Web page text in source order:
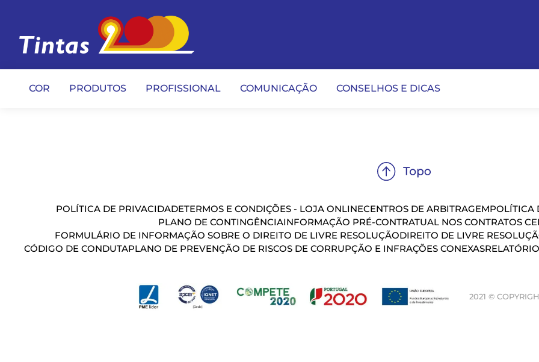
COR PRODUTOS PROFISSIONAL COMUNICAÇÃO CONSELHOS E DICAS
POLÍTICA DE PRIVACIDADETERMOS E CONDIÇÕES - LOJA ONLINECENTROS DE ARBITRAGEMPOLÍTICA
PLANO DE CONTINGÊNCIAINFORMAÇÃO PRÉ-CONTRATUAL NOS CONTRATOS
FORMULÁRIO DE INFORMAÇÃO SOBRE O DIREITO DE LIVRE RESOLUÇÃODIREITO DE LIVRE
CÓDIGO DE CONDUTAPLANO DE PREVENÇÃO DE RISCOS DE CORRUPÇÃO E INFRAÇÕES CONEXAS
2021 ©